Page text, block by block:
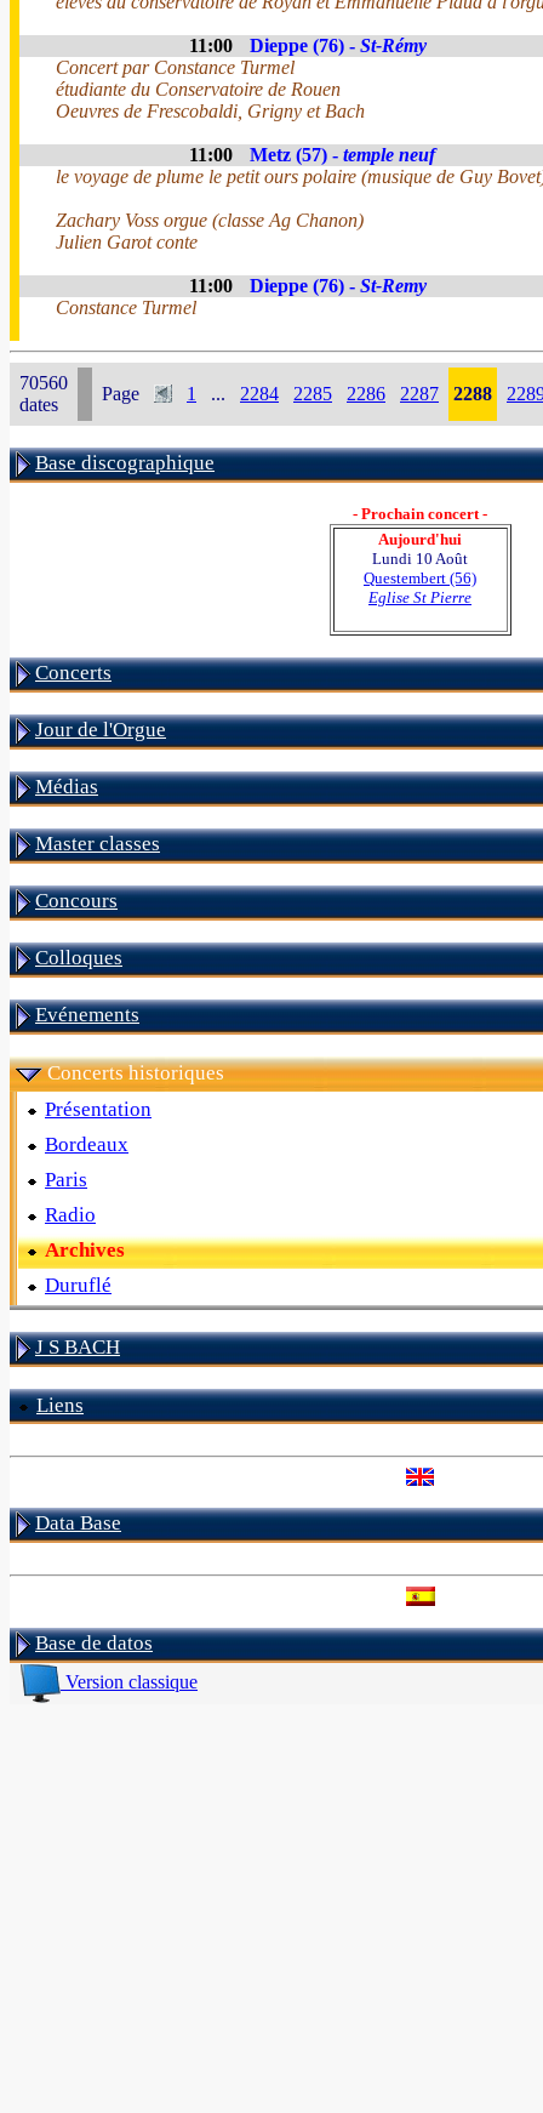
11:00 Dieppe (76) - St-Rémy
Concert par Constance Turmel
étudiante du Conservatoire de Rouen
Oeuvres de Frescobaldi, Grigny et Bach
11:00 Metz (57) - temple neuf
le voyage de plume le petit ours polaire (musique de Guy
Zachary Voss orgue (classe Ag Chanon)
Julien Garot conte
11:00 Dieppe (76) - St-Remy
Constance Turmel
70560
dates
Page 1 ... 2284 2285 2286 2287 2288
Base discographique
- Prochain concert -
Aujourd'hui
Lundi 10 Août
Questembert (56)
Eglise St Pierre
Concerts
Jour de l'Orgue
Médias
Master classes
Concours
Colloques
Evénements
Concerts historiques
Présentation
Bordeaux
Paris
Radio
Archives
Duruflé
J S BACH
Liens
Data Base
Base de datos
Version classique